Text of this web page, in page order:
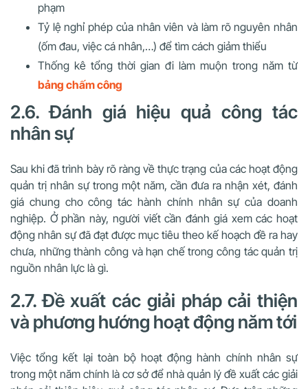
phạm
Tỷ lệ nghỉ phép của nhân viên và làm rõ nguyên nhân
(ốm đau, việc cá nhân,…) để tìm cách giảm thiểu
Thống kê tổng thời gian đi làm muộn trong năm từ
bảng chấm công
2.6. Đánh giá hiệu quả công tác
nhân sự
Sau khi đã trình bày rõ ràng về thực trạng của các hoạt động
quản trị nhân sự trong một năm, cần đưa ra nhận xét, đánh
giá chung cho công tác hành chính nhân sự của doanh
nghiệp. Ở phần này, người viết cần đánh giá xem các hoạt
động nhân sự đã đạt được mục tiêu theo kế hoạch đề ra hay
chưa, những thành công và hạn chế trong công tác quản trị
nguồn nhân lực là gì.
2.7. Đề xuất các giải pháp cải thiện
và phương hướng hoạt động năm tới
Việc tổng kết lại toàn bộ hoạt động hành chính nhân sự
trong một năm chính là cơ sở để nhà quản lý đề xuất các giải